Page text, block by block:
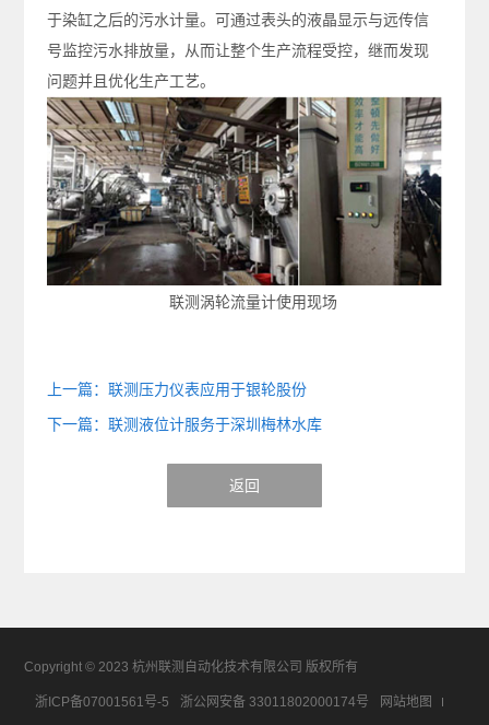
于染缸之后的污水计量。可通过表头的液晶显示与远传信
号监控污水排放量，从而让整个生产流程受控，继而发现
问题并且优化生产工艺。
联测涡轮流量计使用现场
上一篇：联测压力仪表应用于银轮股份
下一篇：联测液位计服务于深圳梅林水库
返回
Copyright © 2023 杭州联测自动化技术有限公司 版权所有
浙ICP备07001561号-5 浙公网安备 33011802000174号 网站地图